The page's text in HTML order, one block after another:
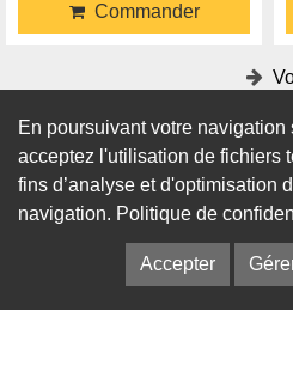
Commander
Accessoires
Adaptateurs
En poursuivant votre navigation
acceptez l'utilisation de fichiers
fins d’analyse et d'optimisation
navigation. Politique de
Accepter